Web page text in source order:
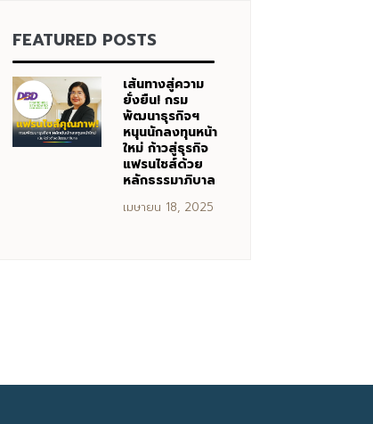
FEATURED POSTS
เส้นทางสู่ความ
ยั่งยืน! กรม
พัฒนาธุรกิจฯ
หนุนนักลงทุนหน้า
ใหม่ ก้าวสู่ธุรกิจ
แฟรนไชส์ด้วย
หลักธรรมาภิบาล
เมษายน 18, 2025